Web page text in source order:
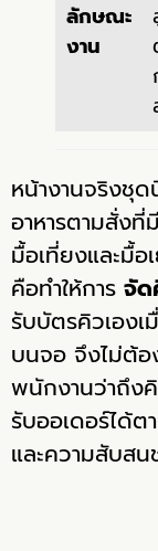
ลักษณะ
งาน
หน้างานจริงชุ
อาหารตามสั่งที่
มื้อเที่ยงและมื้
คือทำให้การ จัด
รับบัตรคิวเอง
บนจอ จึงไม่ต้อ
พนักงานว่าถึง
รับออเดอร์ได้
และความสับส